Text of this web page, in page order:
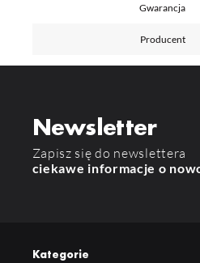
Gwarancja
Producent
Newsletter
Zapisz się do newslettera
ciekawe informacje o
Kategorie